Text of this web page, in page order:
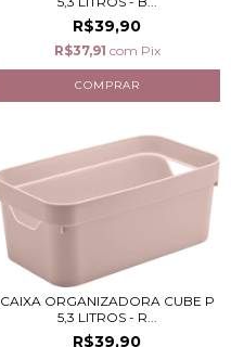
R$39,90
R$37,91 com Pix
CAIXA ORGANIZADORA CUBE P
5,3 LITROS - R...
R$39,90